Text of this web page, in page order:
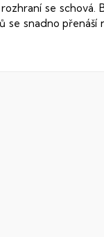
se schová.
se snadno přenáší